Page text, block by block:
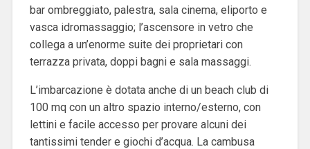
bar ombreggiato, palestra, sala cinema, eliporto e
vasca idromassaggio; l’ascensore in vetro che
collega a un’enorme suite dei proprietari con
terrazza privata, doppi bagni e sala massaggi.
L’imbarcazione è dotata anche di un beach club di
100 mq con un altro spazio interno/esterno, con
lettini e facile accesso per provare alcuni dei
tantissimi tender e giochi d’acqua. La cambusa